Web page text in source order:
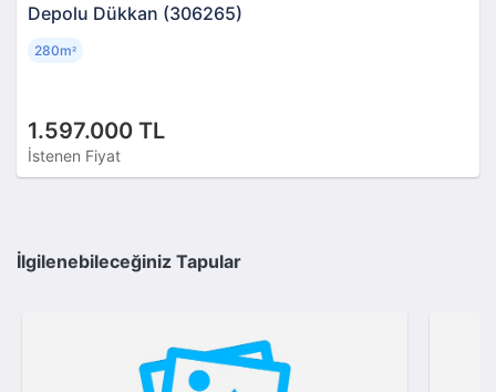
Depolu Dükkan (306265)
1.597.000 TL
İstenen Fiyat
280m²
İlgilenebileceğiniz Tapular